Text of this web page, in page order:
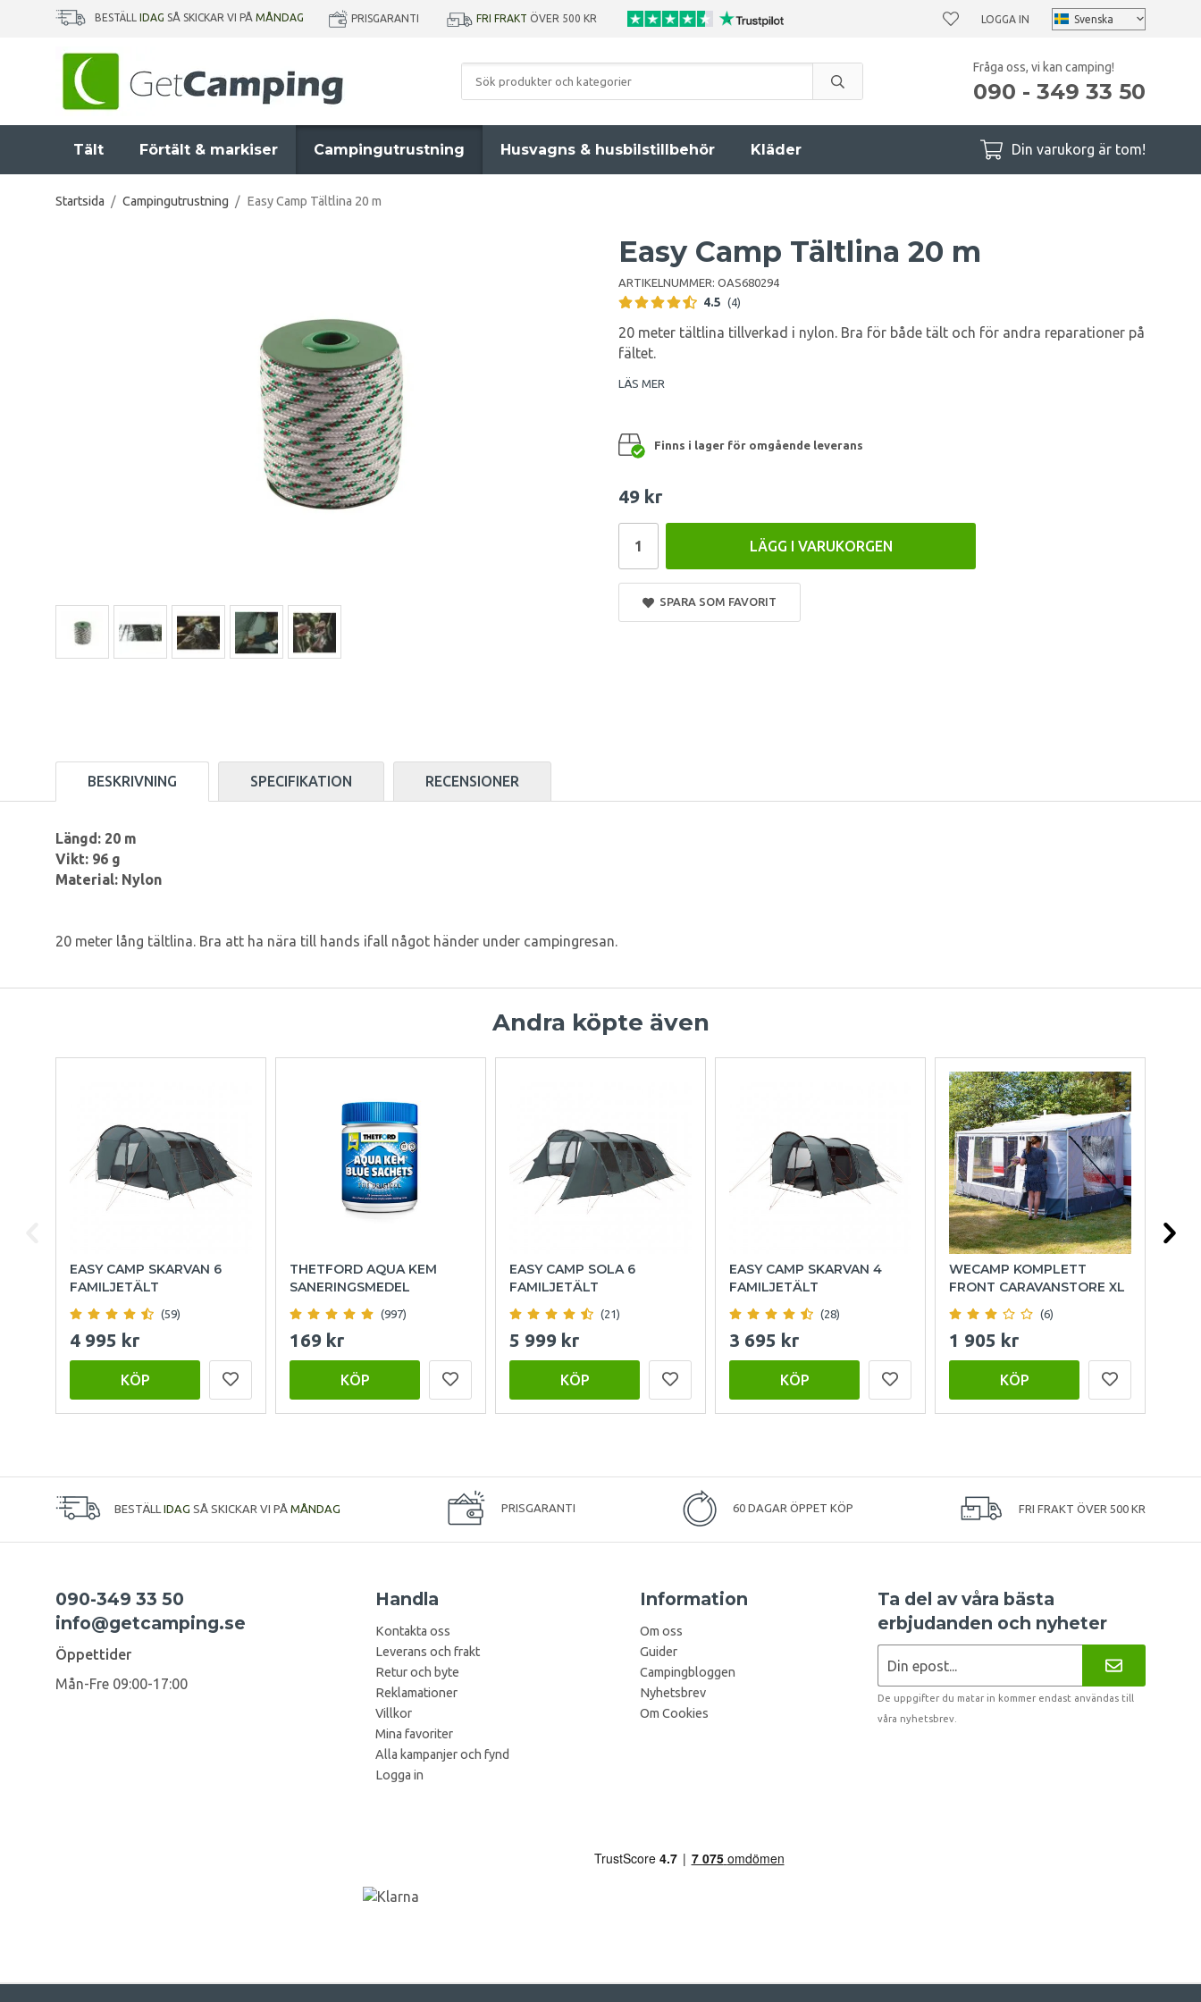
BESTÄLL IDAG SÅ SKICKAR VI PÅ MÅNDAG PRISGARANTI FRI FRAKT ÖVER 500 KR LOGGA IN
Fråga oss, vi kan camping!
090 - 349 33 50
Tält Förtält & markiser Campingutrustning Husvagns & husbilstillbehör Kläder Din varukorg är tom!
Startsida / Campingutrustning / Easy Camp Tältlina 20 m
Easy Camp Tältlina 20 m
ARTIKELNUMMER: OAS680294
4.5 (4)
20 meter tältlina tillverkad i nylon. Bra för både tält och för andra reparationer på
fältet.
LÄS MER
Finns i lager för omgående leverans
49 kr
LÄGG I VARUKORGEN
SPARA SOM FAVORIT
BESKRIVNING SPECIFIKATION RECENSIONER
Längd: 20 m
Vikt: 96 g
Material: Nylon
20 meter lång tältlina. Bra att ha nära till hands ifall något händer under campingresan.
Andra köpte även
EASY CAMP SKARVAN 6
FAMILJETÄLT
(59)
4 995 kr
KÖP
THETFORD AQUA KEM
SANERINGSMEDEL
(997)
169 kr
KÖP
EASY CAMP SOLA 6
FAMILJETÄLT
(21)
5 999 kr
KÖP
EASY CAMP SKARVAN 4
FAMILJETÄLT
(28)
3 695 kr
KÖP
WECAMP KOMPLETT
FRONT CARAVANSTORE XL
(6)
1 905 kr
KÖP
BESTÄLL IDAG SÅ SKICKAR VI PÅ MÅNDAG PRISGARANTI 60 DAGAR ÖPPET KÖP FRI FRAKT ÖVER 500 KR
090-349 33 50
info@getcamping.se
Öppettider
Mån-Fre 09:00-17:00
Handla
Kontakta oss
Leverans och frakt
Retur och byte
Reklamationer
Villkor
Mina favoriter
Alla kampanjer och fynd
Logga in
Information
Om oss
Guider
Campingbloggen
Nyhetsbrev
Om Cookies
Ta del av våra bästa
erbjudanden och nyheter
De uppgifter du matar in kommer endast användas till
våra nyhetsbrev.